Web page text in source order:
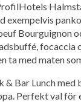
exempelvis
Bourguignon
focaccia
ta med maten
& Bar Lunch med
Perfekt val för